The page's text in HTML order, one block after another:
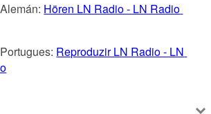
Hören LN Radio - LN Radio
Reproduzir LN Radio - LN